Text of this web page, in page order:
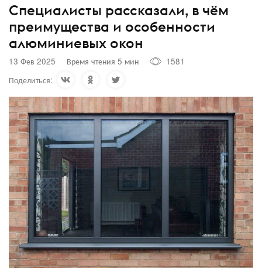
Специалисты рассказали, в чём
преимущества и особенности
алюминиевых окон
13 Фев 2025 Время чтения 5 мин
1581
Поделиться: